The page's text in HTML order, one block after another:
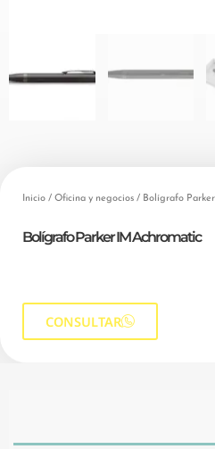
Inicio / Oficina y negocios / Bolígrafo
Bolígrafo Parker IM Achromatic
CONSULTAR